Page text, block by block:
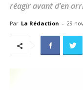
réagir avant d’en
Par La Rédaction - 29